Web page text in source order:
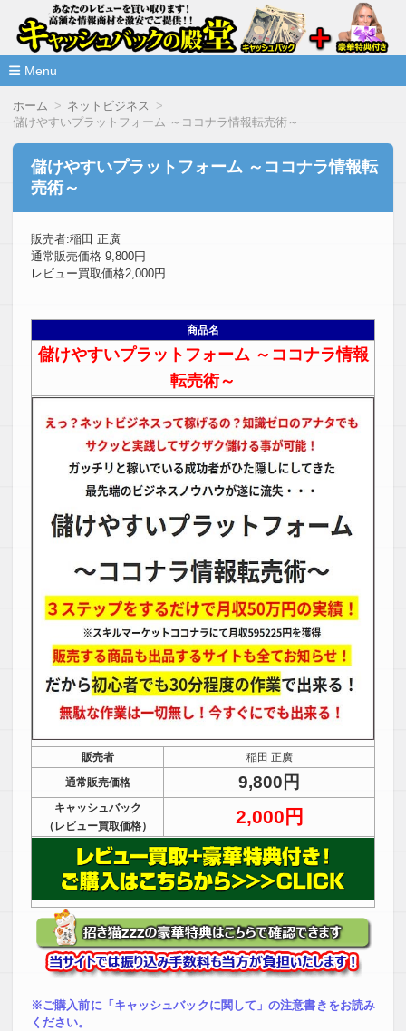
情報商材激安サイト・キャッシ
ュバックの殿堂
高額な情報商材をレビューを買い取ることで激安で購入できま
Menu
ホーム
ネットビジネス
儲けやすいプラットフォーム ～ココナラ情報転売術～
儲けやすいプラットフォーム ～ココナラ情報転
売術～
販売者:稲田 正廣
通常販売価格 9,800円
レビュー買取価格2,000円
商品名
儲けやすいプラットフォーム ～ココナラ情報
転売術～
販売者
稲田 正廣
通常販売価格
9,800円
キャッシュバック
（レビュー買取価格）
2,000円
※ご購入前に「キャッシュバックに関して」の注意書きをお読み
ください。